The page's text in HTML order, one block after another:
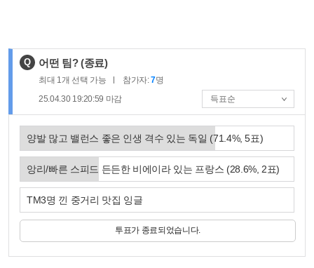
Q
제
목
:
어떤 팀? (종료)
최대 1 개 선택 가능 참가자:7명
25.04.30 19:20:59 마감
양발 많고 밸런스 좋은 인생 격수 있는 독일 (71.4%,5표)
앙리/빠른 스피드 든든한 비에이라 있는 프랑스 (28.6%, 2표)
TM3명 낀 중거리 맛집 잉글
투표가 종료되었습니다.